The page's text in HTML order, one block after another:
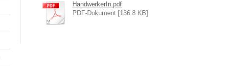
HandwerkerIn.pdf
PDF-Dokument [136.8 KB]